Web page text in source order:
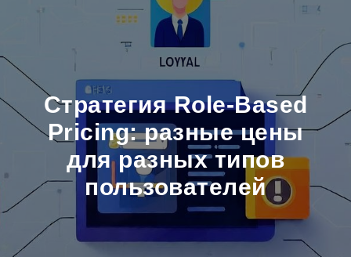
Стратегия Role-Based
Pricing: разные цены
для разных типов
пользователей